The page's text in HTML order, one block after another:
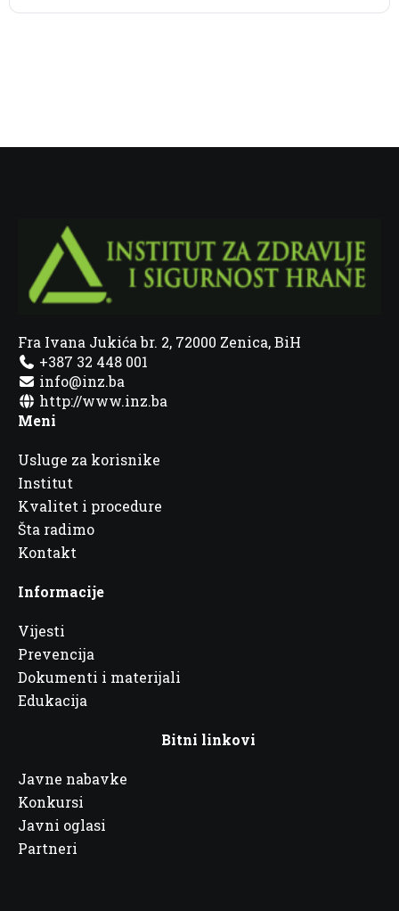
Fra Ivana Jukića br. 2, 72000 Zenica, BiH
+387 32 448 001
info@inz.ba
http://www.inz.ba
Meni
Usluge za korisnike
Institut
Kvalitet i procedure
Šta radimo
Kontakt
Informacije
Vijesti
Prevencija
Dokumenti i materijali
Edukacija
Bitni linkovi
Javne nabavke
Konkursi
Javni oglasi
Partneri